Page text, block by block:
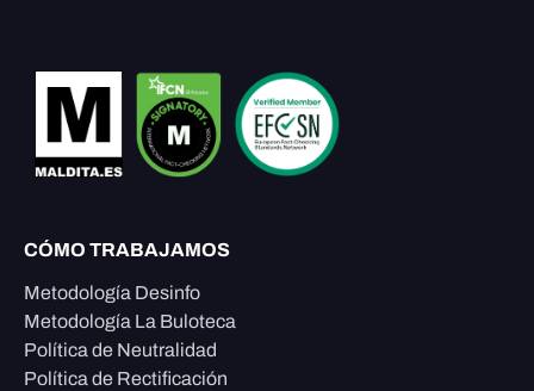
CÓMO TRABAJAMOS
Metodología Desinfo
Metodología La Buloteca
Política de Neutralidad
Política de Rectificación